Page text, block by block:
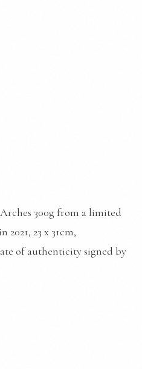
300g from a limited
23 x 31cm,
of authenticity signed by